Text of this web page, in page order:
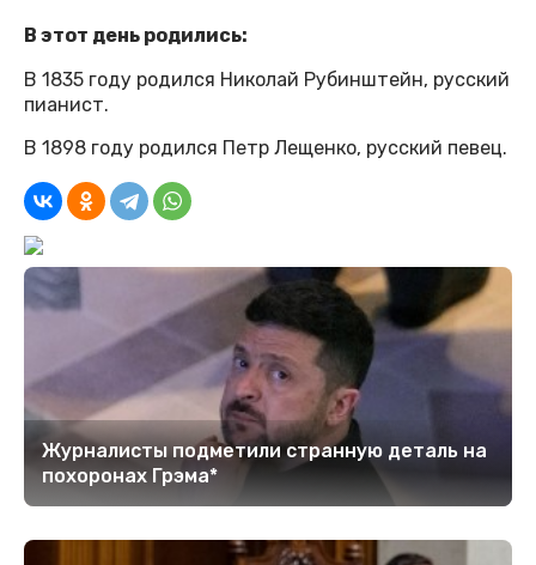
В этот день родились:
В 1835 году родился Николай Рубинштейн, русский
пианист.
В 1898 году родился Петр Лещенко, русский певец.
Журналисты подметили странную деталь на
похоронах Грэма*